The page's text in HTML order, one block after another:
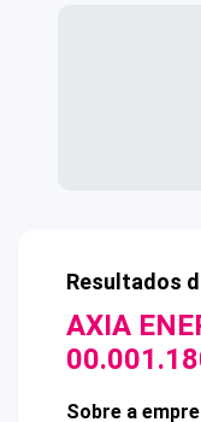
Resultados
AXIA
Sobre a